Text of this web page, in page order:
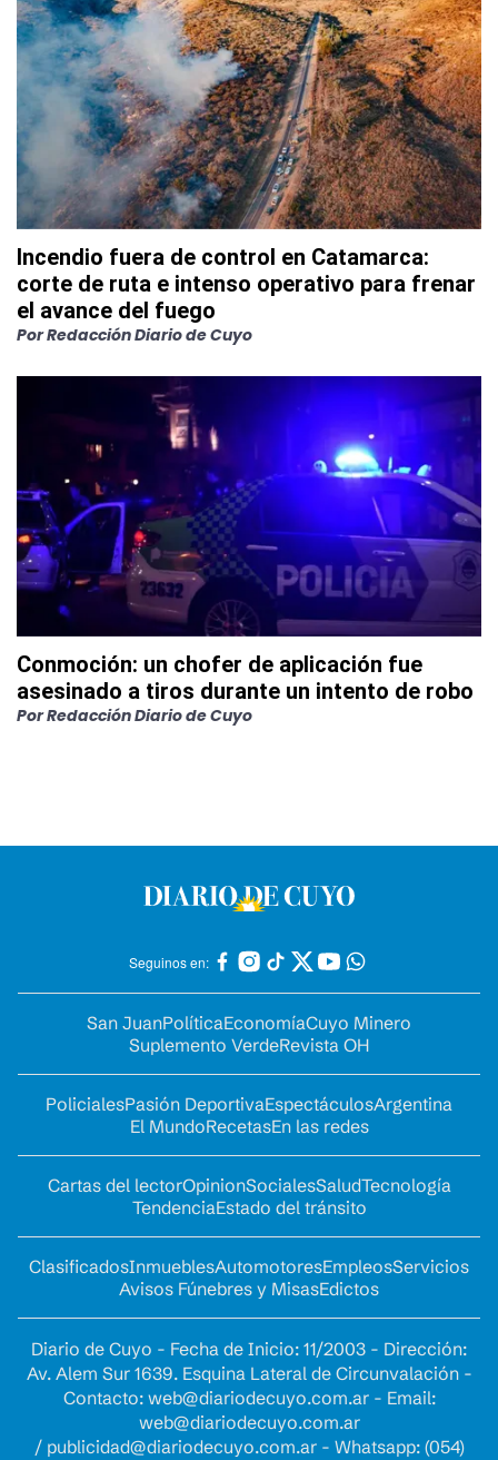
Incendio fuera de control en Catamarca:
corte de ruta e intenso operativo para frenar
el avance del fuego
PorRedacción Diario de Cuyo
Conmoción: un chofer de aplicación fue
asesinado a tiros durante un intento de robo
PorRedacción Diario de Cuyo
Seguinos en:
San JuanPolíticaEconomíaCuyo Minero
Suplemento VerdeRevista OH
PolicialesPasión DeportivaEspectáculosArgentina
El MundoRecetasEn las redes
Cartas del lectorOpinionSocialesSaludTecnología
TendenciaEstado del tránsito
ClasificadosInmueblesAutomotoresEmpleosServicios
Avisos Fúnebres y MisasEdictos
Diario de Cuyo - Fecha de Inicio: 11/2003 - Dirección:
Av. Alem Sur 1639. Esquina Lateral de Circunvalación -
Contacto: web@diariodecuyo.com.ar- Email:
web@diariodecuyo.com.ar
/ publicidad@diariodecuyo.com.ar- Whatsapp: (054)